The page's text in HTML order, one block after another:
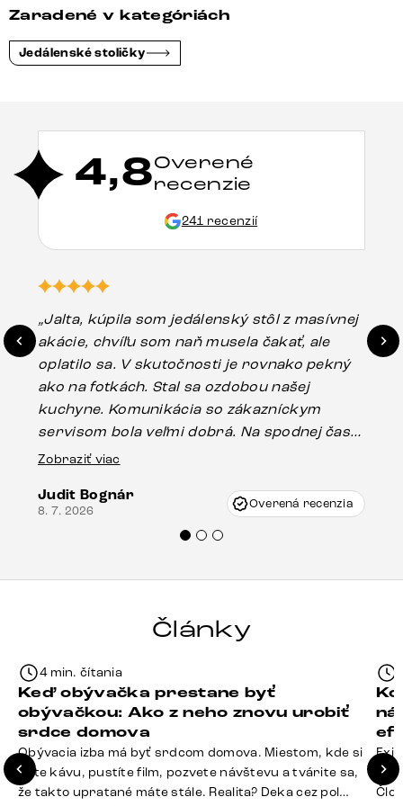
Zaradené v kategóriách
Jedálenské stoličky
4,8Overené
recenzie
241 recenzií
„Jalta, kúpila som jedálenský stôl z masívnej
akácie, chvíľu som naň musela čakať, ale
oplatilo sa. V skutočnosti je rovnako pekný
ako na fotkách. Stal sa ozdobou našej
kuchyne. Komunikácia so zákazníckym
servisom bola veľmi dobrá. Na spodnej časti
stola bolo malé poškodenie, pravdepodobne
Vincze pri riešení mojej záležitosti pristúpili
veľmi korektne. Odporúčam produkty Delife
Zobraziť viac
Judit Bognár
8. 7. 2026 Overená recenzia
Články
4 min. čítania
Keď obývačka prestane byť
obývačkou: Ako z neho znovu urobiť
srdce domova
Obývacia izba má byť srdcom domova. Miestom, kde si
dáte kávu, pustíte film, pozvete návštevu a tvárite sa,
že takto upratané máte stále. Realita? Deka cez pol